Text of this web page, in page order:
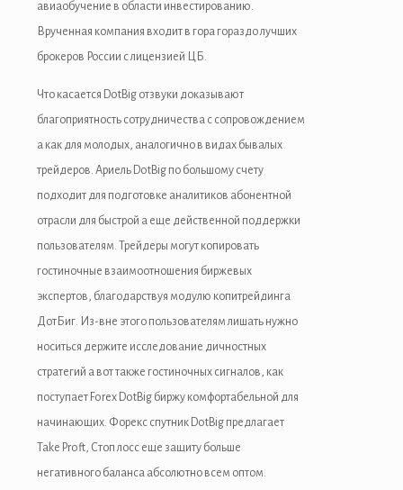
авиаобучение в области инвестированию.
Врученная компания входит в гора гораздо лучших
брокеров России с лицензией ЦБ.
Что касается DotBig отзвуки доказывают
благоприятность сотрудничества с сопровождением
а как для молодых, аналогично в видах бывалых
трейдеров. Ариель DotBig по большому счету
подходит для подготовке аналитиков абонентной
отрасли для быстрой а еще действенной поддержки
пользователям. Трейдеры могут копировать
гостиночные взаимоотношения биржевых
экспертов, благодарствуя модулю копитрейдинга
ДотБиг. Из-вне этого пользователям лишать нужно
носиться держите исследование дичностных
стратегий а вот также гостиночных сигналов, как
поступает Forex DotBig биржу комфортабельной для
начинающих. Форекс спутник DotBig предлагает
Take Proft, Стоп лосс еще защиту больше
негативного баланса абсолютно всем оптом.